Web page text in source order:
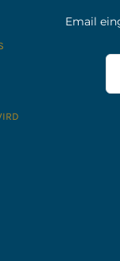
Email